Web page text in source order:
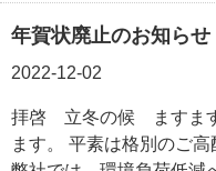
年賀状廃止のお知らせ
2022-12-02
拝啓 立冬の候 ますま
ます。 平素は格別のご